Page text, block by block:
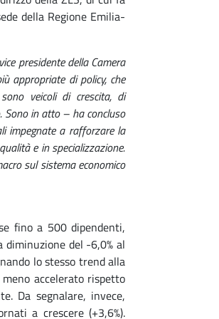
della Regione Emilia-
presidente della Camera
appropriate di policy, che
veicoli di crescita, di
Sono in atto – ha concluso
impegnate a rafforzare la
e in specializzazione.
sul sistema economico
fino a 500 dipendenti,
del -6,0% al
lo stesso trend alla
accelerato rispetto
Da segnalare, invece,
a crescere (+3,6%).